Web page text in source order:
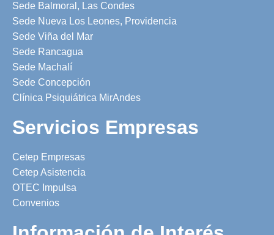
Sede Balmoral, Las Condes
Sede Nueva Los Leones, Providencia
Sede Viña del Mar
Sede Rancagua
Sede Machalí
Sede Concepción
Clínica Psiquiátrica MirAndes
Servicios Empresas
Cetep Empresas
Cetep Asistencia
OTEC Impulsa
Convenios